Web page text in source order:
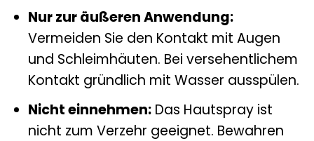
Nur zur äußeren Anwendung:
Vermeiden Sie den Kontakt mit Augen
und Schleimhäuten. Bei versehentlichem
Kontakt gründlich mit Wasser ausspülen.
Nicht einnehmen:Das Hautspray ist
nicht zum Verzehr geeignet. Bewahren